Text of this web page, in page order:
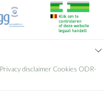
Privacy disclaimer Cookies ODR-